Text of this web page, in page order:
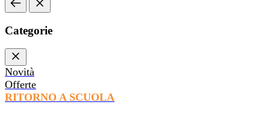
Categorie
Novità
Offerte
RITORNO A SCUOLA